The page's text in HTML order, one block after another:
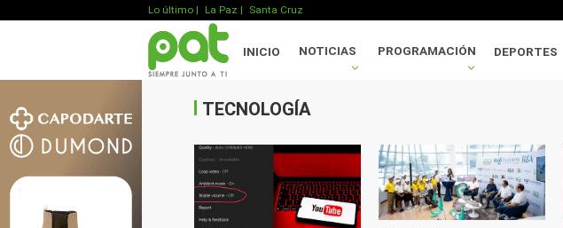
Lo último | La Paz | Santa Cruz
INICIO NOTICIAS PROGRAMACIÓN DEPORTES
TECNOLOGÍA
.